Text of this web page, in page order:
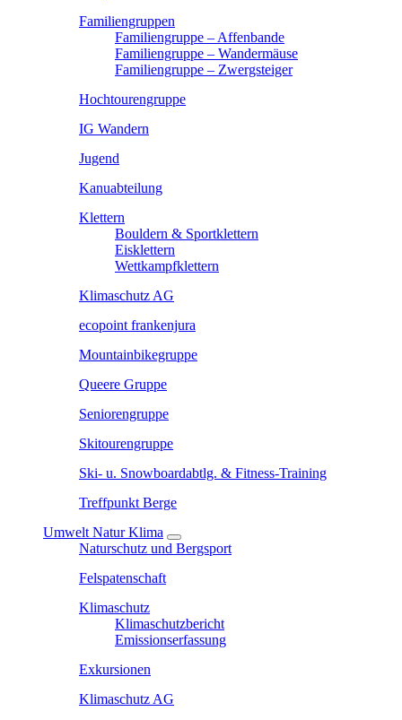
Familiengruppen
Familiengruppe – Affenbande
Familiengruppe – Wandermäuse
Familiengruppe – Zwergsteiger
Hochtourengruppe
IG Wandern
Jugend
Kanuabteilung
Klettern
Bouldern & Sportklettern
Eisklettern
Wettkampfklettern
Klimaschutz AG
ecopoint frankenjura
Mountainbikegruppe
Queere Gruppe
Seniorengruppe
Skitourengruppe
Ski- u. Snowboardabtlg. & Fitness-Training
Treffpunkt Berge
Umwelt Natur Klima
Naturschutz und Bergsport
Felspatenschaft
Klimaschutz
Klimaschutzbericht
Emissionserfassung
Exkursionen
Klimaschutz AG